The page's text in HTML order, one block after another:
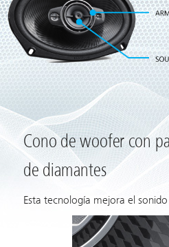
Cono de woofer con
de diamantes
Esta tecnología mejora el